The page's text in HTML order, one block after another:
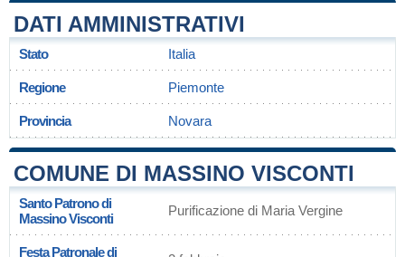
DATI AMMINISTRATIVI
Stato Italia
Regione Piemonte
Provincia Novara
COMUNE DI MASSINO VISCONTI
Santo Patrono di
Massino Visconti
Purificazione di Maria Vergine
Festa Patronale di